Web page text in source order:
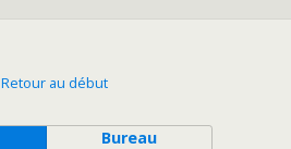
Retour au début
Bureau